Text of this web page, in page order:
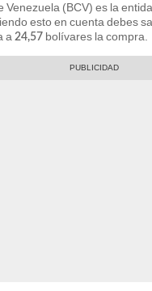
Venezuela (BCV) es la
esto en cuenta debes
a 24,57 bolívares la compra.